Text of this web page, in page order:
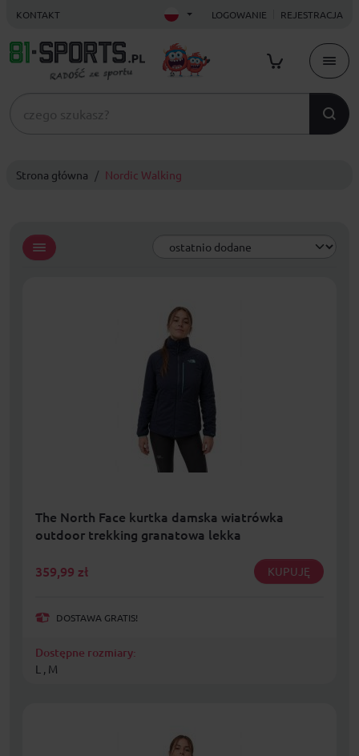
KONTAKT LOGOWANIE REJESTRACJA
Strona główna Nordic Walking
The North Face kurtka damska wiatrówka
outdoor trekking granatowa lekka
359,99 zł KUPUJĘ
DOSTAWA GRATIS!
Dostępne rozmiary:
L , M